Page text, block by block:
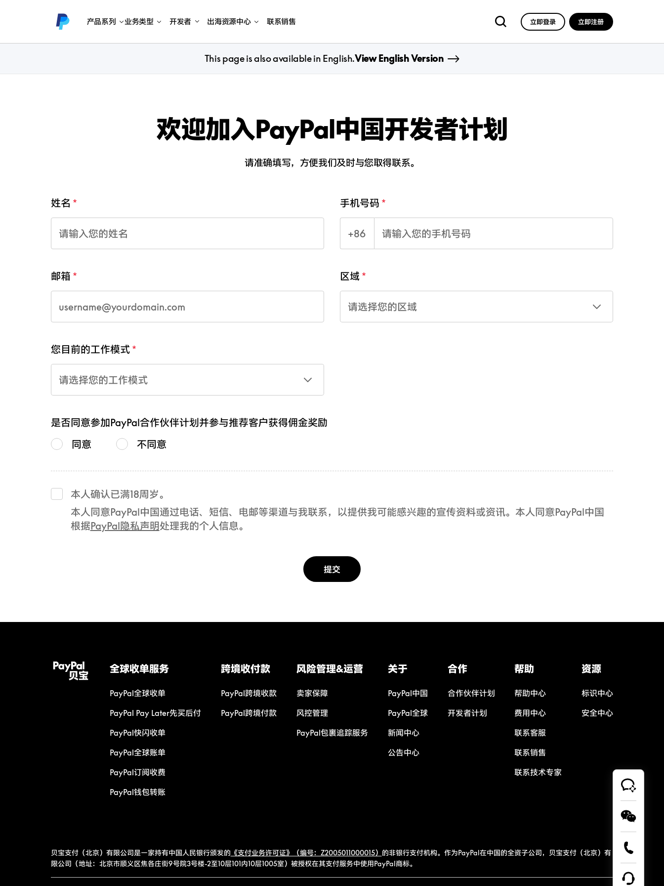
产品系列 业务类型 开发者 出海资源中心 联系销售 立即登录 立即注册
This page is also available in English.View English Version
欢迎加入PayPal中国开发者计划
请准确填写，方便我们及时与您取得联系。
姓名 手机号码
+86
邮箱 区域
请选择您的区域
您目前的工作模式
请选择您的工作模式
是否同意参加PayPal合作伙伴计划并参与推荐客户获得佣金奖励
同意
不同意
本人确认已满18周岁。
本人同意PayPal中国通过电话、短信、电邮等渠道与我联系，以提供我可能感兴趣的宣传资料或资讯。本人同意PayPal中国
根据PayPal隐私声明处理我的个人信息。
提交
全球收单服务
PayPal全球收单
PayPal Pay Later先买后付
PayPal快闪收单
PayPal全球账单
PayPal订阅收费
PayPal钱包转账
跨境收付款
PayPal跨境收款
PayPal跨境付款
风险管理&运营
卖家保障
风控管理
PayPal包裹追踪服务
关于
PayPal中国
PayPal全球
新闻中心
公告中心
合作
合作伙伴计划
开发者计划
帮助
帮助中心
费用中心
联系客服
联系销售
联系技术专家
资源
标识中心
安全中心
贝宝支付（北京）有限公司是一家持有中国人民银行颁发的 《支付业务许可证》（编号：Z2005011000015） 的非银行支付机构。作为PayPal在中国的全资子公司，贝宝支付（北京）有
限公司（地址：北京市顺义区焦各庄街9号院3号楼-2至10层101内10层1005室）被授权在其支付服务中使用PayPal商标。